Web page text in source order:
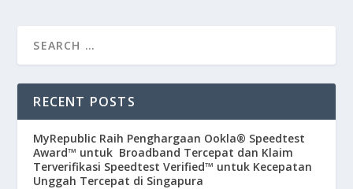
RECENT POSTS
MyRepublic Raih Penghargaan Ookla® Speedtest
Award™ untuk Broadband Tercepat dan Klaim
Terverifikasi Speedtest Verified™ untuk Kecepatan
Unggah Tercepat di Singapura